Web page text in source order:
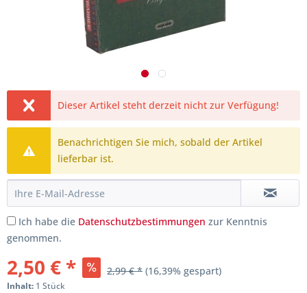
Dieser Artikel steht derzeit nicht zur Verfügung!
Benachrichtigen Sie mich, sobald der Artikel
lieferbar ist.
Ich habe die Datenschutzbestimmungen zur Kenntnis
genommen.
2,50 € * 2,99 € * (16,39% gespart)
Inhalt: 1 Stück